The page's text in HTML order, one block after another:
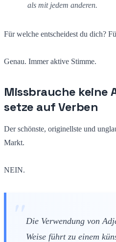
als mit jedem anderen.
Für welche entscheidest du dich?
Genau. Immer aktive Stimme.
Missbrauche keine
setze auf Verben
Der schönste, originellste und
Markt.
NEIN.
Die Verwendung von
Weise führt zu einem